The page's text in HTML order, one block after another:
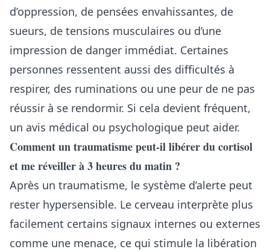
d’oppression, de pensées envahissantes, de
sueurs, de tensions musculaires ou d’une
impression de danger immédiat. Certaines
personnes ressentent aussi des difficultés à
respirer, des ruminations ou une peur de ne pas
réussir à se rendormir. Si cela devient fréquent,
un avis médical ou psychologique peut aider.
Comment un traumatisme peut-il libérer du cortisol
et me réveiller à 3 heures du matin ?
Après un traumatisme, le système d’alerte peut
rester hypersensible. Le cerveau interprète plus
facilement certains signaux internes ou externes
comme une menace, ce qui stimule la libération